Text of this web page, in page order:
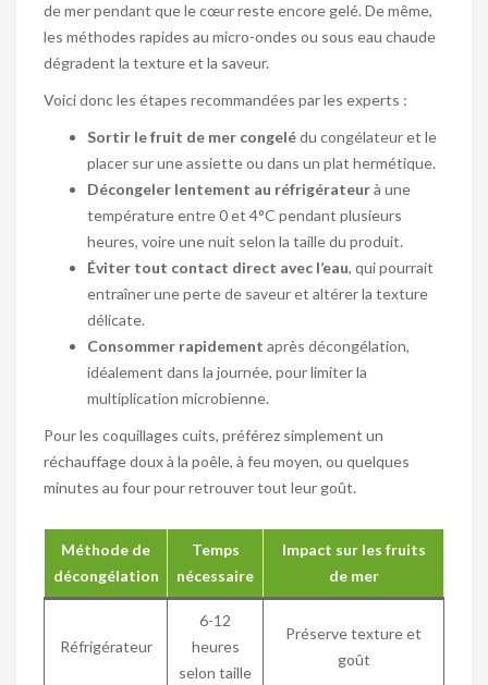
de mer pendant que le cœur reste encore gelé. De même,
les méthodes rapides au micro-ondes ou sous eau chaude
dégradent la texture et la saveur.
Voici donc les étapes recommandées par les experts :
Sortir le fruit de mer congelédu congélateur et le
placer sur une assiette ou dans un plat hermétique.
Décongeler lentement au réfrigérateurà une
température entre 0 et 4°C pendant plusieurs
heures, voire une nuit selon la taille du produit.
Éviter tout contact direct avec l’eau, qui pourrait
entraîner une perte de saveur et altérer la texture
délicate.
Consommer rapidement après décongélation,
idéalement dans la journée, pour limiter la
multiplication microbienne.
Pour les coquillages cuits, préférez simplement un
réchauffage doux à la poêle, à feu moyen, ou quelques
minutes au four pour retrouver tout leur goût.
Méthode de
décongélation
Temps
nécessaire
Impact sur les fruits
de mer
Réfrigérateur
6-12
heures
selon taille
Préserve texture et
goût